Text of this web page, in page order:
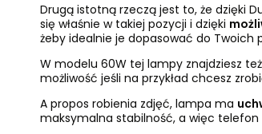
Drugą istotną rzeczą jest to, że dzięki
się właśnie w takiej pozycji i dzięki
żeby idealnie je dopasować do Twoich
W modelu 60W tej lampy znajdziesz
możliwość jeśli na przykład chcesz
A propos robienia zdjęć, lampa ma
maksymalna stabilność, a więc telefon